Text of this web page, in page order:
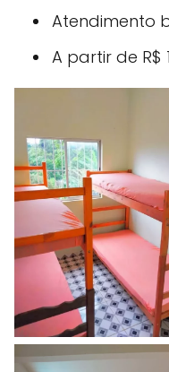
Atendimento
A partir de R$